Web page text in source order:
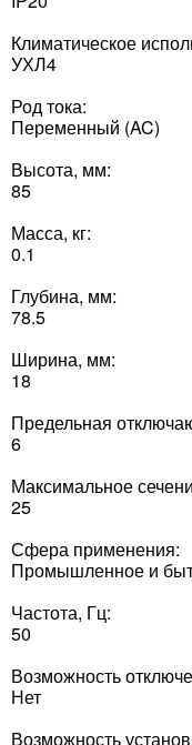
Климатическое
УХЛ4
Род тока:
Переменный (AC)
Высота, мм:
85
Масса, кг:
0.1
Глубина, мм:
78.5
Ширина, мм:
18
Предельная
6
Максимальное
25
Сфера применения:
Промышленное и
Частота, Гц:
50
Возможность
Нет
Возможность